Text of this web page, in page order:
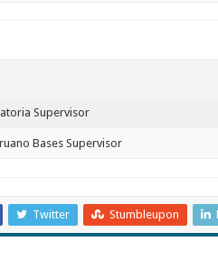
Supervisor
Bases Supervisor
Twitter Stumbleupon